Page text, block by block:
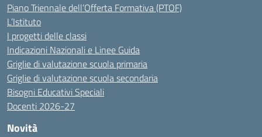
Piano Triennale dell’Offerta Formativa (PTOF)
L’Istituto
I progetti delle classi
Indicazioni Nazionali e Linee Guida
Griglie di valutazione scuola primaria
Griglie di valutazione scuola secondaria
Bisogni Educativi Speciali
Docenti 2026-27
Novità